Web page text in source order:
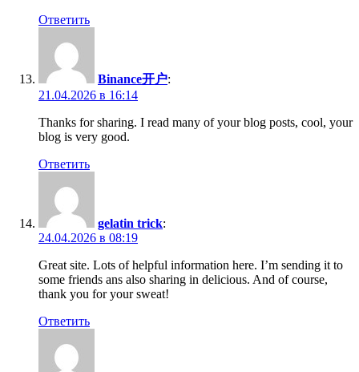
Ответить
Binance开户:
21.04.2026 в 16:14
Thanks for sharing. I read many of your blog posts, cool, your
blog is very good.
Ответить
gelatin trick:
24.04.2026 в 08:19
Great site. Lots of helpful information here. I’m sending it to
some friends ans also sharing in delicious. And of course,
thank you for your sweat!
Ответить